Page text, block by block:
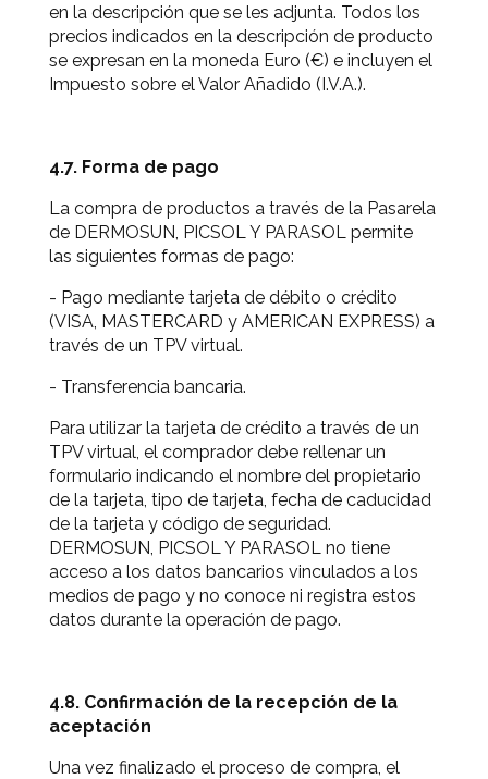
en la descripción que se les adjunta. Todos los
precios indicados en la descripción de producto
se expresan en la moneda Euro (€) e incluyen el
Impuesto sobre el Valor Añadido (I.V.A.).
4.7. Forma de pago
La compra de productos a través de la Pasarela
de DERMOSUN, PICSOL Y PARASOL permite
las siguientes formas de pago:
- Pago mediante tarjeta de débito o crédito
(VISA, MASTERCARD y AMERICAN EXPRESS) a
través de un TPV virtual.
- Transferencia bancaria.
Para utilizar la tarjeta de crédito a través de un
TPV virtual, el comprador debe rellenar un
formulario indicando el nombre del propietario
de la tarjeta, tipo de tarjeta, fecha de caducidad
de la tarjeta y código de seguridad.
DERMOSUN, PICSOL Y PARASOL no tiene
acceso a los datos bancarios vinculados a los
medios de pago y no conoce ni registra estos
datos durante la operación de pago.
4.8. Confirmación de la recepción de la
aceptación
Una vez finalizado el proceso de compra, el